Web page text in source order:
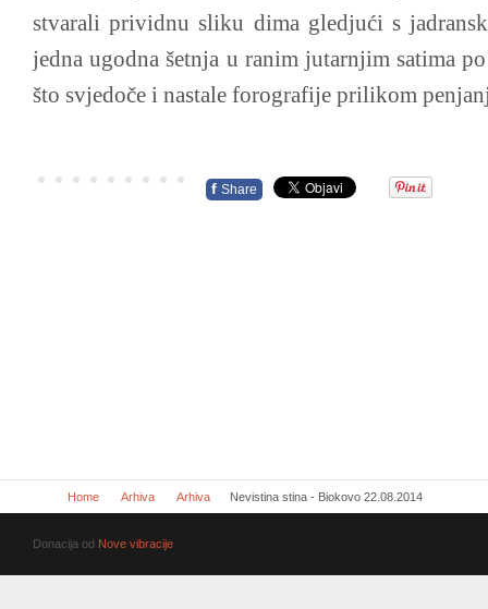
stvarali prividnu sliku dima gledjući s
jedna ugodna šetnja u ranim jutarnjim satima
što svjedoče i nastale forografije prilikom
f Share
Home Arhiva Arhiva Nevistina stina - Biokovo 22.08.2014
Donacija od Nove vibracije